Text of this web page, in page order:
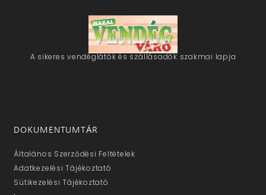
A sikeres vendéglátók és szállásadók szakmai lapja
DOKUMENTUMTÁR
Általános Szerződési Feltételek
Adatkezelési Tájékoztató
Sütikezelési Tájékoztató